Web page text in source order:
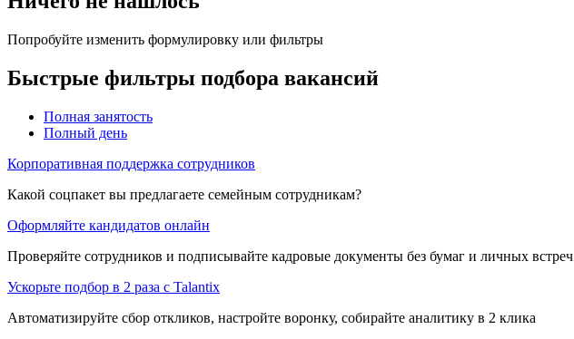
Попробуйте изменить формулировку или фильтры
Быстрые фильтры подбора вакансий
Полная занятость
Полный день
Корпоративная поддержка сотрудников
Какой соцпакет вы предлагаете семейным сотрудникам?
Оформляйте кандидатов онлайн
Проверяйте сотрудников и подписывайте кадровые документы без бумаг и личных встреч
Ускорьте подбор в 2 раза с Talantix
Автоматизируйте сбор откликов, настройте воронку, собирайте аналитику в 2 клика